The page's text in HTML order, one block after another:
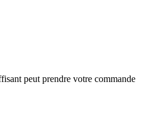
peut prendre votre commande